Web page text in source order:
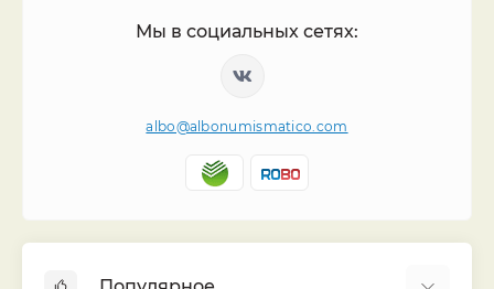
Мы в социальных сетях:
albo@albonumismatico.com